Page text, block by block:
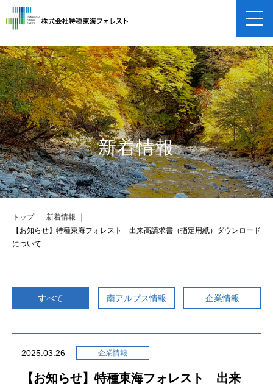
企業概要 事業紹介
保険申し込み
採用情報
南アルプス情報
南アルプスの自然
登山者の皆様へ 交通アクセス
新着情報
トップ
新着情報
【お知らせ】特種東海フォレスト 出来高請求書（指定用紙）ダウンロード
について
すべて 南アルプス情報 企業情報
2025.03.26 企業情報
【お知らせ】特種東海フォレスト 出来